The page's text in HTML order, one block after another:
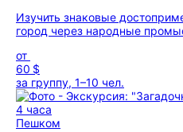
Изучить знаковые
город через народные
от
60 $
за группу, 1–10 чел.
4 часа
Пешком